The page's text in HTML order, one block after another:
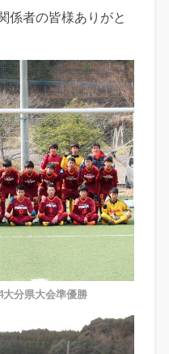
係者の皆様ありがと
分県大会準優勝